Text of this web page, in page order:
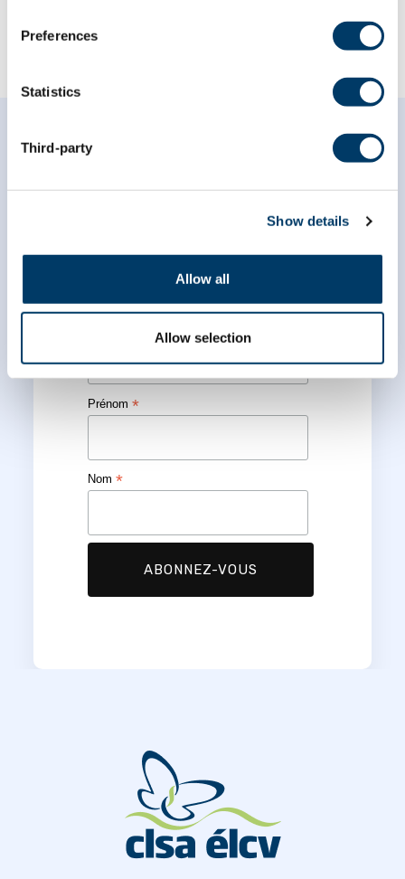
Preferences
Statistics
Third-party
Show details
Allow all
Allow selection
Abonnez-vous à notre
infolettre
*
Prénom*
Nom*